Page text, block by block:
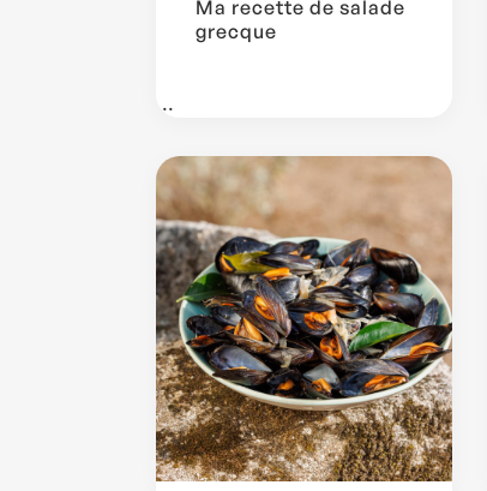
Ma recette de salade
grecque
...